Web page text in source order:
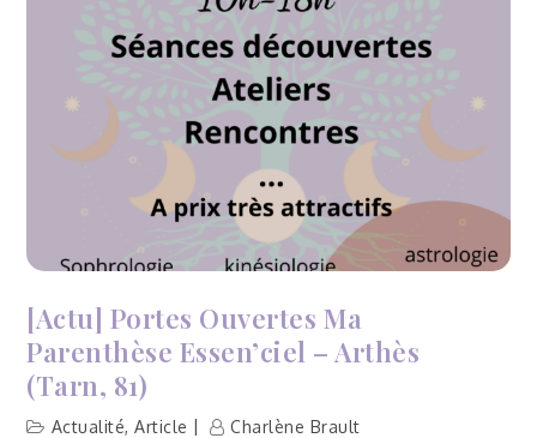
l’accès
aux
d’avortement
légal
pour
femmes
afrodescendantes
[Actu] Portes Ouvertes Ma
Parenthèse Essen’ciel – Arthès
(Tarn, 81)
Actualité,Article Charlène Brault